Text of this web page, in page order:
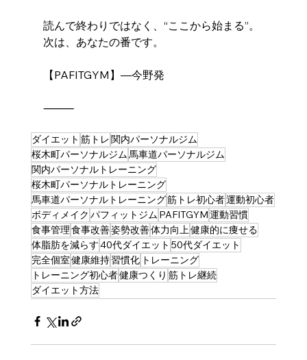
読んで終わりではなく、“ここから始まる”。
次は、あなたの番です。
【PAFITGYM】―今野発
⸻
ダイエット 筋トレ関内パーソナルジム
桜木町パーソナルジム馬車道パーソナルジム
関内パーソナルトレーニング
桜木町パーソナルトレーニング
馬車道パーソナルトレーニング筋トレ初心者運動初心者
ボディメイク パフィットジム PAFITGYM運動習慣
食事管理食事改善姿勢改善体力向上健康的に痩せる
体脂肪を減らす40代ダイエット 50代ダイエット
完全個室健康維持習慣化 トレーニング
トレーニング初心者健康つくり 筋トレ継続
ダイエット方法